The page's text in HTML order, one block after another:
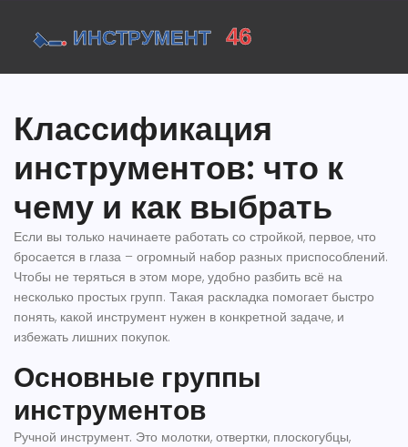
Классификация
инструментов: что к
чему и как выбрать
Если вы только начинаете работать со стройкой, первое, что
бросается в глаза – огромный набор разных приспособлений.
Чтобы не теряться в этом море, удобно разбить всё на
несколько простых групп. Такая раскладка помогает быстро
понять, какой инструмент нужен в конкретной задаче, и
избежать лишних покупок.
Основные группы
инструментов
Ручной инструмент. Это молотки, отвертки, плоскогубцы,